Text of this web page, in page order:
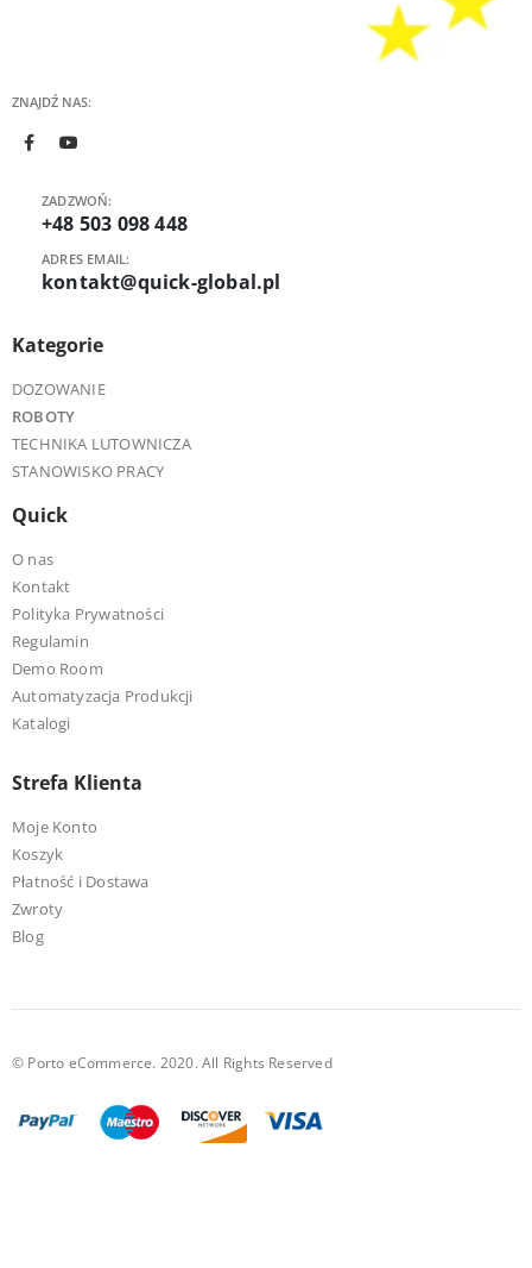
ZNAJDŹ NAS:
ZADZWOŃ:
+48 503 098 448
ADRES EMAIL:
kontakt@quick-global.pl
Kategorie
DOZOWANIE
ROBOTY
TECHNIKA LUTOWNICZA
STANOWISKO PRACY
Quick
O nas
Kontakt
Polityka Prywatności
Regulamin
Demo Room
Automatyzacja Produkcji
Katalogi
Strefa Klienta
Moje Konto
Koszyk
Płatność i Dostawa
Zwroty
Blog
© Porto eCommerce. 2020. All Rights Reserved